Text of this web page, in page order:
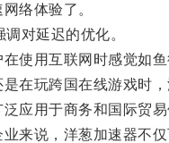
络体验了。
对延迟的优化。
用互联网时感觉如鱼
玩跨国在线游戏时，
用于商务和国际贸易
说，洋葱加速器不仅